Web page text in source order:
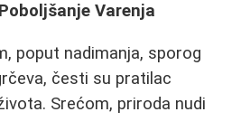
Varenja
poput nadimanja, sporog
česti su pratilac
Srećom, priroda nudi